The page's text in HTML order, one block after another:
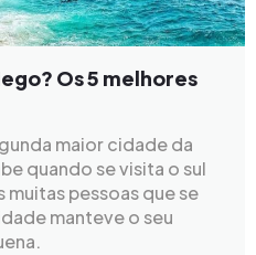
Os 5 melhores
maior cidade da
quando se visita o sul
muitas pessoas que se
manteve o seu